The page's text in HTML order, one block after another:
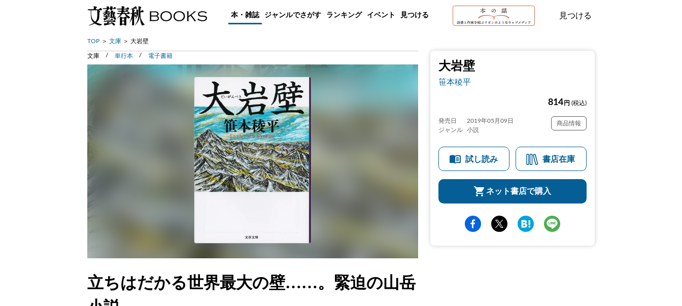
本・雑誌 ジャンルでさがす ランキング イベント 見つける 見つける
TOP 文庫 大岩壁
大岩壁
笹本稜平
814 円 (税込)
発売日
2019年05月09日
ジャンル
小説
商品情報
試し読み 書店在庫
ネット書店で購入
文庫 単行本 電子書籍
立ちはだかる世界最大の壁……。緊迫の山岳